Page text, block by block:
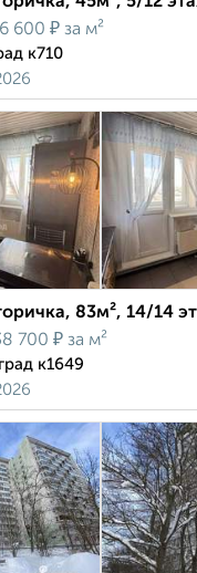
600 ₽ за м²
к710
83м², 14/14
700 ₽ за м²
к1649